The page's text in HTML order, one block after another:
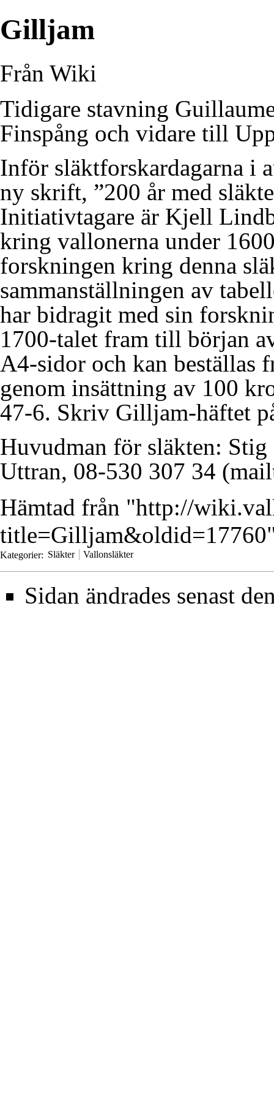
Gilljam
Från Wiki
Tidigare stavning
Finspång och vidare till
Inför släktforskardagarna i
ny skrift, ”200 år med
Initiativtagare är Kjell
kring vallonerna under
forskningen kring denna
sammanställningen av
har bidragit med sin
1700-talet fram till början
A4-sidor och kan beställas
genom insättning av 100
47-6. Skriv Gilljam-häftet
Huvudman för släkten: Stig
Uttran, 08-530 307 34
Hämtad från "http://
title=Gilljam&oldid=17760
Kategorier: Släkter Vallonsläkter
Sidan ändrades senast